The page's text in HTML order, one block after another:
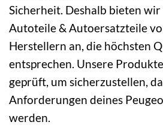
Sicherheit. Deshalb bieten
Autoteile & Autoersatzteile
Herstellern an, die höchsten
entsprechen. Unsere
geprüft, um sicherzustellen,
Anforderungen deines
werden.